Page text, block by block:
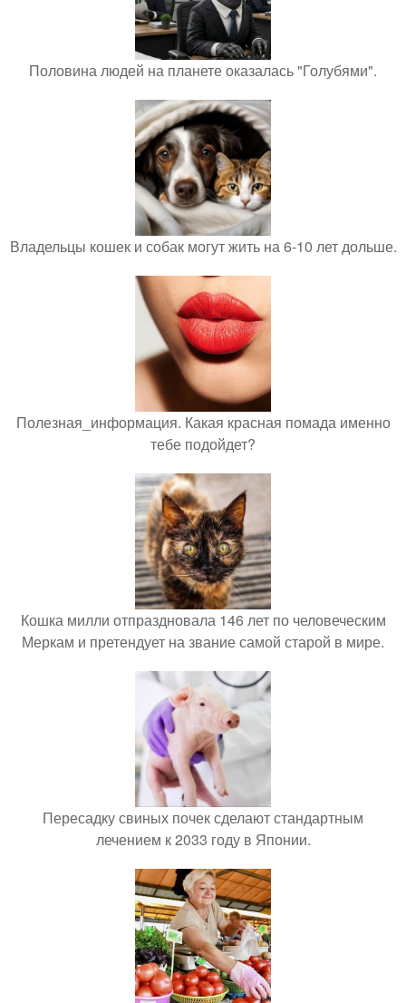
Половина людей на планете оказалась "Голубями".
Владельцы кошек и собак могут жить на 6-10 лет дольше.
Полезная_информация. Какая красная помада именно
тебе подойдет?
Кошка милли отпраздновала 146 лет по человеческим
Меркам и претендует на звание самой старой в мире.
Пересадку свиных почек сделают стандартным
лечением к 2033 году в Японии.